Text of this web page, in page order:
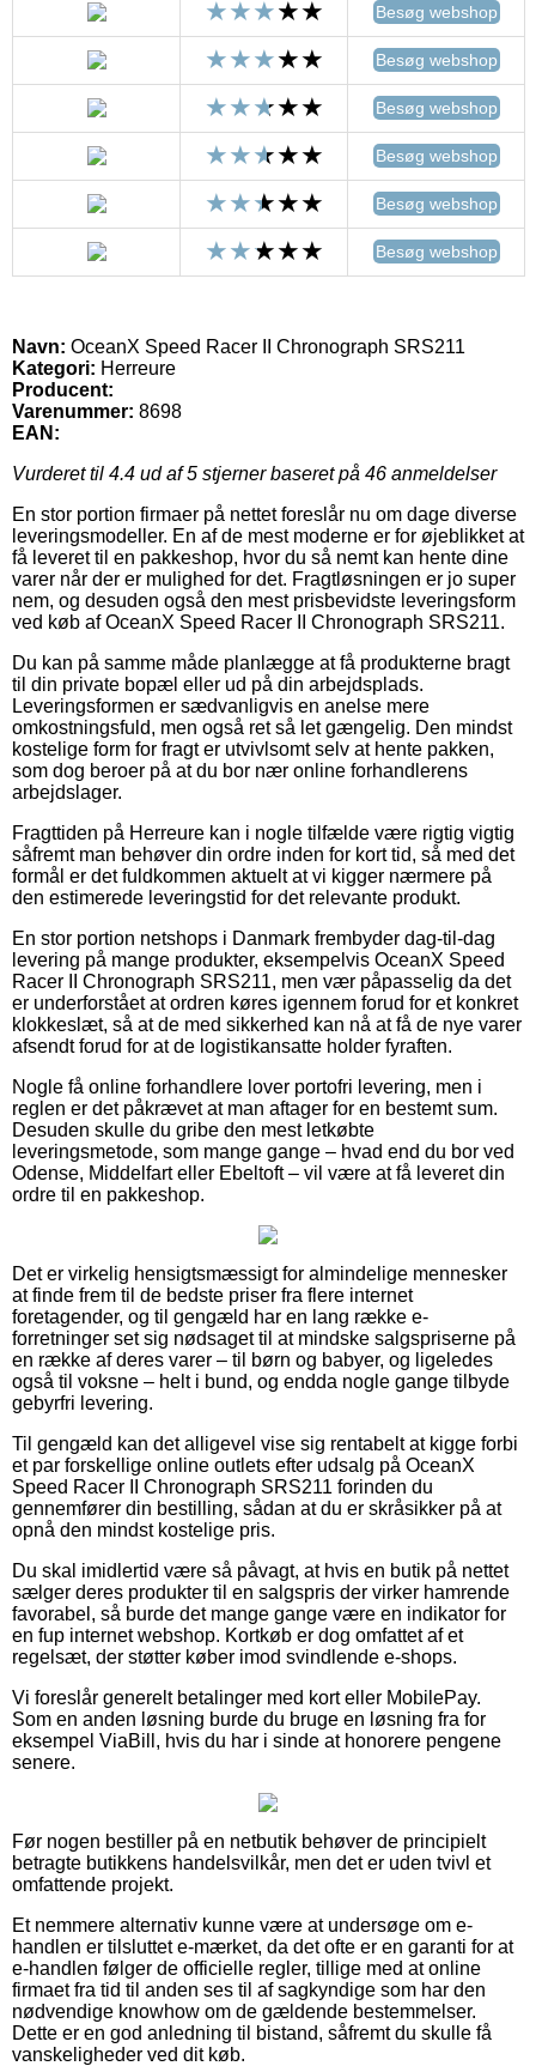
Besøg webshop
Besøg webshop
Besøg webshop
Besøg webshop
Besøg webshop
Besøg webshop
Navn: OceanX Speed Racer II Chronograph SRS211
Kategori: Herreure
Producent:
Varenummer: 8698
EAN:
Vurderet til 4.4 ud af 5 stjerner baseret på 46 anmeldelser
En stor portion firmaer på nettet foreslår nu om dage diverse
leveringsmodeller. En af de mest moderne er for øjeblikket at
få leveret til en pakkeshop, hvor du så nemt kan hente dine
varer når der er mulighed for det. Fragtløsningen er jo super
nem, og desuden også den mest prisbevidste leveringsform
ved køb af OceanX Speed Racer II Chronograph SRS211.
Du kan på samme måde planlægge at få produkterne bragt
til din private bopæl eller ud på din arbejdsplads.
Leveringsformen er sædvanligvis en anelse mere
omkostningsfuld, men også ret så let gængelig. Den mindst
kostelige form for fragt er utvivlsomt selv at hente pakken,
som dog beroer på at du bor nær online forhandlerens
arbejdslager.
Fragttiden på Herreure kan i nogle tilfælde være rigtig vigtig
såfremt man behøver din ordre inden for kort tid, så med det
formål er det fuldkommen aktuelt at vi kigger nærmere på
den estimerede leveringstid for det relevante produkt.
En stor portion netshops i Danmark frembyder dag-til-dag
levering på mange produkter, eksempelvis OceanX Speed
Racer II Chronograph SRS211, men vær påpasselig da det
er underforstået at ordren køres igennem forud for et konkret
klokkeslæt, så at de med sikkerhed kan nå at få de nye varer
afsendt forud for at de logistikansatte holder fyraften.
Nogle få online forhandlere lover portofri levering, men i
reglen er det påkrævet at man aftager for en bestemt sum.
Desuden skulle du gribe den mest letkøbte
leveringsmetode, som mange gange – hvad end du bor ved
Odense, Middelfart eller Ebeltoft – vil være at få leveret din
ordre til en pakkeshop.
Det er virkelig hensigtsmæssigt for almindelige mennesker
at finde frem til de bedste priser fra flere internet
foretagender, og til gengæld har en lang række e-
forretninger set sig nødsaget til at mindske salgspriserne på
en række af deres varer – til børn og babyer, og ligeledes
også til voksne – helt i bund, og endda nogle gange tilbyde
gebyrfri levering.
Til gengæld kan det alligevel vise sig rentabelt at kigge forbi
et par forskellige online outlets efter udsalg på OceanX
Speed Racer II Chronograph SRS211 forinden du
gennemfører din bestilling, sådan at du er skråsikker på at
opnå den mindst kostelige pris.
Du skal imidlertid være så påvagt, at hvis en butik på nettet
sælger deres produkter til en salgspris der virker hamrende
favorabel, så burde det mange gange være en indikator for
en fup internet webshop. Kortkøb er dog omfattet af et
regelsæt, der støtter køber imod svindlende e-shops.
Vi foreslår generelt betalinger med kort eller MobilePay.
Som en anden løsning burde du bruge en løsning fra for
eksempel ViaBill, hvis du har i sinde at honorere pengene
senere.
Før nogen bestiller på en netbutik behøver de principielt
betragte butikkens handelsvilkår, men det er uden tvivl et
omfattende projekt.
Et nemmere alternativ kunne være at undersøge om e-
handlen er tilsluttet e-mærket, da det ofte er en garanti for at
e-handlen følger de officielle regler, tillige med at online
firmaet fra tid til anden ses til af sagkyndige som har den
nødvendige knowhow om de gældende bestemmelser.
Dette er en god anledning til bistand, såfremt du skulle få
vanskeligheder ved dit køb.